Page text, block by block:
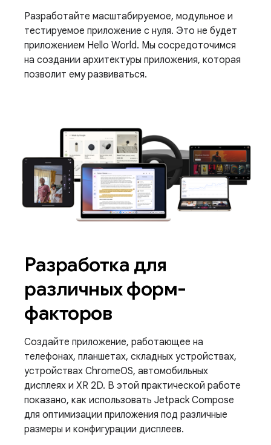
Разработайте масштабируемое, модульное и
тестируемое приложение с нуля. Это не будет
приложением Hello World. Мы сосредоточимся
на создании архитектуры приложения, которая
позволит ему развиваться.
Разработка для
различных форм-
факторов
Создайте приложение, работающее на
телефонах, планшетах, складных устройствах,
устройствах ChromeOS, автомобильных
дисплеях и XR 2D. В этой практической работе
показано, как использовать Jetpack Compose
для оптимизации приложения под различные
размеры и конфигурации дисплеев.